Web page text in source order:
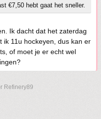
€7,50 hebt gaat het sneller.
Ik dacht dat het zaterdag
ik 11u hockeyen, dus kan er
of moet je er echt wel
Refinery89